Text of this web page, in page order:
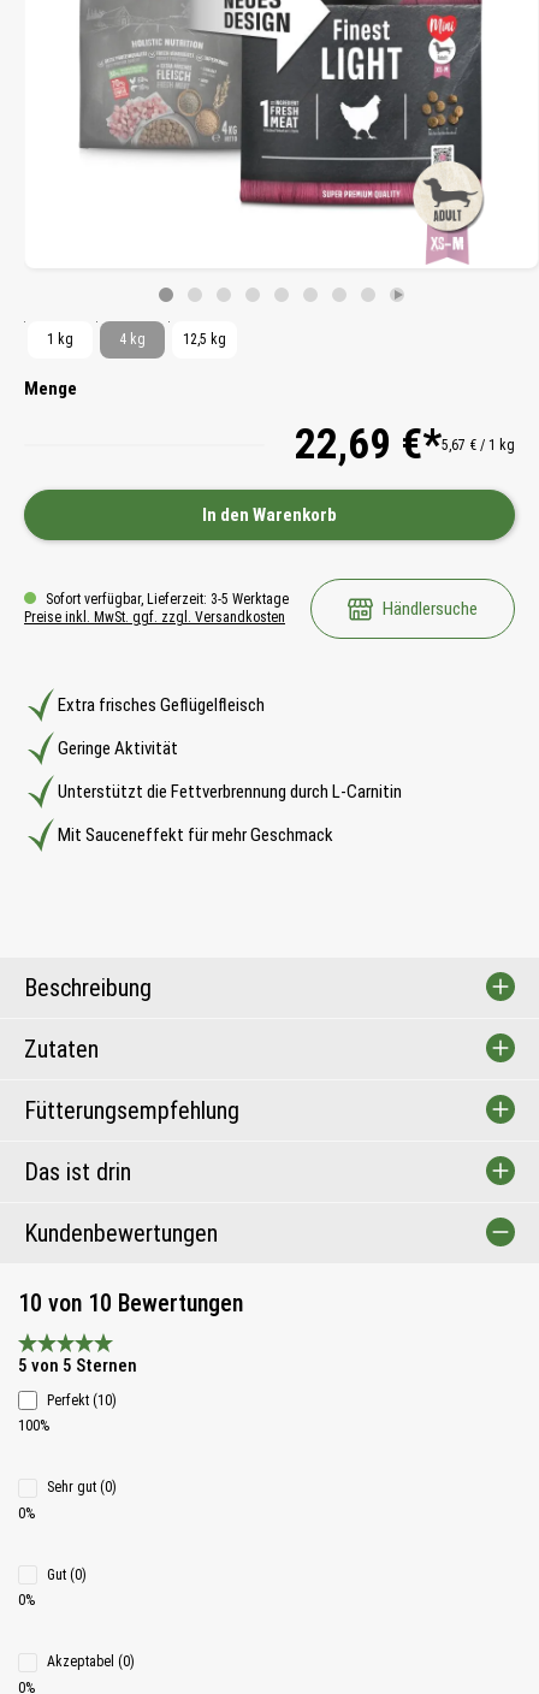
Extra frisches Geflügelfleisch
Geringe Aktivität
Unterstützt die Fettverbrennung durch L-Carnitin
Mit Sauceneffekt für mehr Geschmack
1 kg 4 kg 12,5 kg
Menge
22,69 €*5,67 € / 1 kg
In den Warenkorb
Sofort verfügbar, Lieferzeit: 3-5 Werktage
Preise inkl. MwSt. ggf. zzgl. Versandkosten
Händlersuche
Beschreibung
Zutaten
Fütterungsempfehlung
Das ist drin
Kundenbewertungen
10 von 10 Bewertungen
Durchschnittliche Bewertung 5 von 5 Sternen
5 von 5 Sternen
Perfekt (10)
100%
Sehr gut (0)
0%
Gut (0)
0%
Akzeptabel (0)
0%